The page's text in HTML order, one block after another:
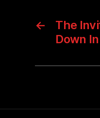
←
The
Down